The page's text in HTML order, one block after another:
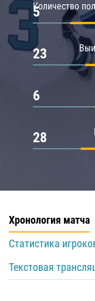
Количество
5
23
6
28
Хронология матча
Статистика
Текстовая